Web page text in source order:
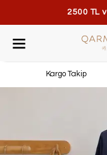
2500 TL
Kargo Takip